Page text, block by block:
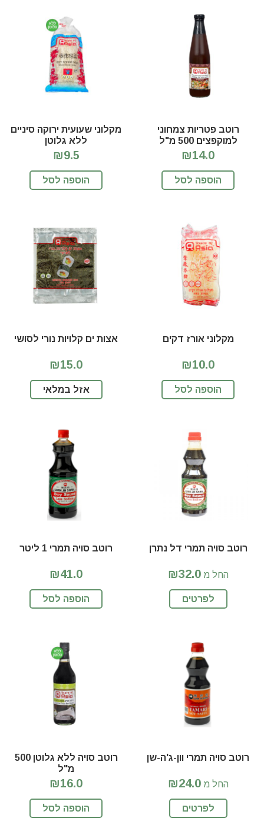
רוטב פטריות צמחוני
למוקפצים 500 מ"ל
₪14.0
הוספה לסל
מקלוני שעועית ירוקה סיניים
ללא גלוטן
₪9.5
הוספה לסל
מקלוני אורז דקים
₪10.0
הוספה לסל
אצות ים קלויות נורי לסושי
₪15.0
אזל במלאי
רוטב סויה תמרי דל נתרן
החל מ₪32.0
לפרטים
רוטב סויה תמרי 1 ליטר
₪41.0
הוספה לסל
רוטב סויה תמרי וון-ג'ה-שן
החל מ₪24.0
לפרטים
רוטב סויה ללא גלוטן 500
מ"ל
₪16.0
הוספה לסל